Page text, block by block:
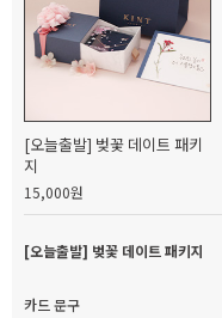
[오늘출발] 벚꽃 데이트 패키
지
15,000원
[오늘출발] 벚꽃 데이트 패키지
카드 문구